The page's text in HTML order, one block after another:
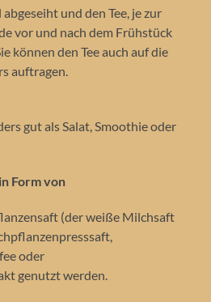
und den Tee, je zur
vor und nach dem Frühstück
können den Tee auch auf die
auftragen.
gut als Salat, Smoothie oder
Form von
(der weiße Milchsaft
oder
genutzt werden.